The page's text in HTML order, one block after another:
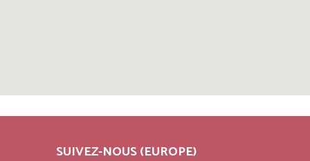
SUIVEZ-NOUS (EUROPE)